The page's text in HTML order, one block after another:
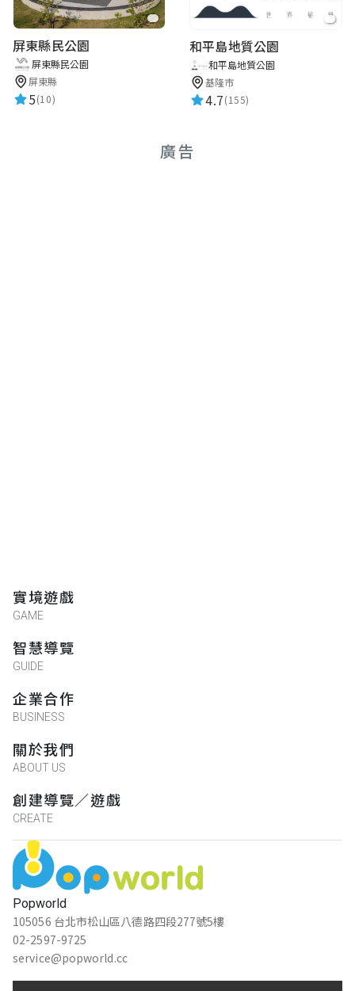
屏東縣民公園
屏東縣民公園
屏東縣
5(10)
和平島地質公園
和平島地質公園
基隆市
4.7(155)
廣告
Popworld
105056 台北市松山區八德路四段277號5樓
02-2597-9725
service@popworld.cc
實境遊戲
GAME
智慧導覽
GUIDE
企業合作
BUSINESS
關於我們
ABOUT US
創建導覽／遊戲
CREATE